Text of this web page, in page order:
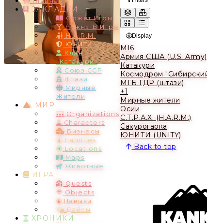
ЗАКЛАДКИ
Сюжет Игры
Нужны В Игре
H.A.R.M.
ЮНИТИ
Клан
"Катакури"
Союз ССР
Штази
Мирные
Жители
МИР
Organizations
Characters
Бизнесы
Families
Locations
Maps
Животные
ИГРА
Quests
Objects
Навыки
Дайсы
ХРОНИКИ
Display
MI6
Армия США (U.S. Army)
Катакури
Космодром
МГБ ГДР (штази)
+1
Мирные жители
Осии
С.Т.Р.А.Х. (H.A.R.M.)
Сакурогаока
ЮНИТИ (UNITY)
Back to top